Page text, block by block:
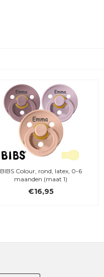
BIBS Colour, rond, latex, 0-6
maanden (maat 1)
€16,95